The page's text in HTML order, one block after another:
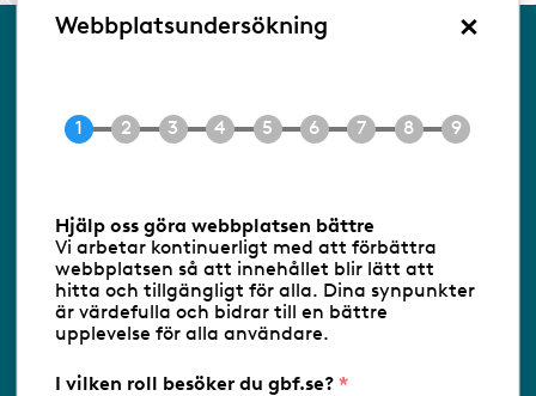
Kontakta oss
Box 17154
104 62 Stockholm
118 60 Stockholm
Tel 08-453 90 70
E-postinfo@gbf.se
Webbplatsundersökning ×
Hjälp oss göra webbplatsen bättre
Vi arbetar kontinuerligt med att förbättra
webbplatsen så att innehållet blir lätt att
hitta och tillgängligt för alla. Dina synpunkter
är värdefulla och bidrar till en bättre
upplevelse för alla användare.
I vilken roll besöker du gbf.se?